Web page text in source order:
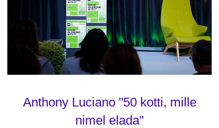
Anthony Luciano "50 kotti, mille
nimel elada"